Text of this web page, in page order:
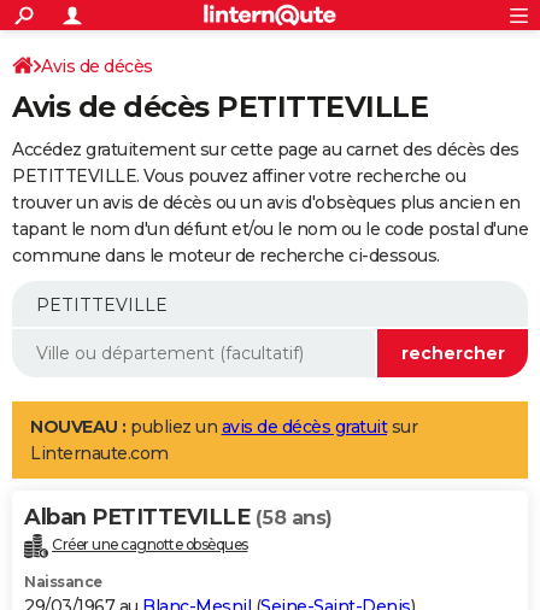
ACTUALITÉS
Politique
Société
Faits Divers
Education
Monde
Villes
+
SPORT
Coupe du monde 2026
Football
Tennis
Cyclisme
Rugby
Forum
Programme TV
TNT
Streaming
Cinéma
Sorties cinéma
Musique
+
FINANCE
Retraite
Epargne
Immobilier
Risques naturels par ville
Assurance
AUTO
Essais
Réserver un essai
Citadines
Berlines
SUV
Forum auto
+
Mobiles
Meilleur smartphone
Internet
Ordinateurs
Jeux vidéo
Guide high-tech
Aménagement intérieur
LIFESTYLE
Art de vivre
Bien-être
Loisirs
Mode
Modes de vie
Alimentation
Guide de la santé
Maladies
Médicaments
Sommeil
VOYAGE
Destinations
City break
Voyage nature
Voyage de noces
Forum
Climat
+PHOTO
Avis de décès
Avis de décès PETITTEVILLE
Accédez gratuitement sur cette page au carnet des décès des
PETITTEVILLE. Vous pouvez affiner votre recherche ou
trouver un avis de décès ou un avis d'obsèques plus ancien en
tapant le nom d'un défunt et/ou le nom ou le code postal d'une
commune dans le moteur de recherche ci-dessous.
NOUVEAU : publiez un avis de décès gratuitsur
Linternaute.com
Alban PETITTEVILLE (58 ans)
Créer une cagnotte obsèques
Naissance